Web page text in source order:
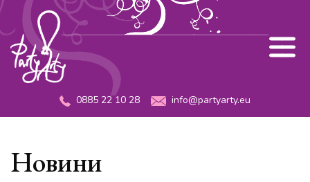
0885 22 10 28 info@partyarty.eu
Новини